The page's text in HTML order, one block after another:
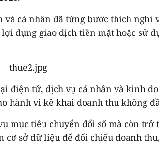
cá nhân đã từng bước thích
dụng giao dịch tiền mặt hoặc sử
điện tử, dịch vụ cá nhân và kinh
hành vi kê khai doanh thu không
mục tiêu chuyển đổi số mà còn
sở dữ liệu để đối chiếu doanh